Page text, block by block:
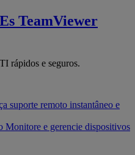
TeamViewer
rápidos e seguros.
suporte remoto instantâneo e
Monitore e gerencie dispositivos